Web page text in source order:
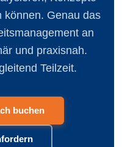
können. Genau das
an
und praxisnah.
Teilzeit.
buchen